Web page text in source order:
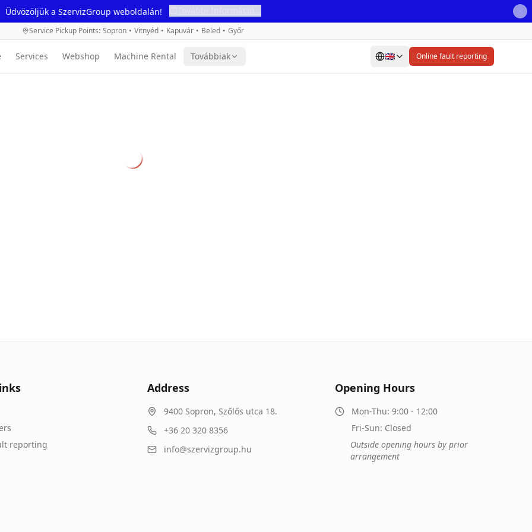
Üdvözöljük a SzervizGroup weboldalán!
Service Pickup Points: Sopron • Vitnyéd • Kapuvár • Beled • Győr
Services Webshop Machine Rental Továbbiak 🇬🇧 Online fault reporting
reporting
Address
9400 Sopron, Szőlős utca 18.
+36 20 320 8356
info@szervizgroup.hu
Opening Hours
Mon-Thu: 9:00 - 12:00
Fri-Sun: Closed
Outside opening hours by prior
arrangement